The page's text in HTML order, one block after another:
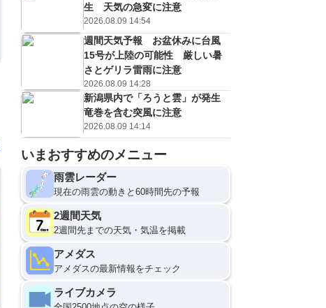
m/s 0m/s 0m/s
生 天気の急変に注意
2026.08.09 14:54
週間天気予報 お盆休みに台風
15号が上陸の可能性 厳しい暑
さとゲリラ雷雨に注意
2026.08.09 14:28
新潟県内で「ろうと雲」が発生
竜巻を含む突風に注意
2026.08.09 14:14
いまおすすめのメニュー
雨雲レーダー
現在の雨雲の動きと60時間先の予報
2週間天気
2週間先までの天気・気温を掲載
アメダス
アメダスの最新情報をチェック
ライブカメラ